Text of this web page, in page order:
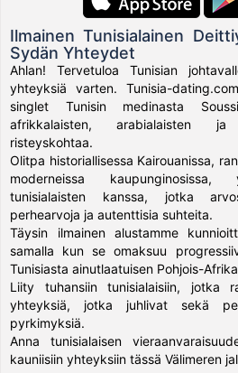
Ilmainen Tunisialainen
Sydän Yhteydet
Ahlan! Tervetuloa Tunisian
yhteyksiä varten. Tunisia-
singlet Tunisin medinasta
afrikkalaisten, arabialaisten
risteyskohtaa.
Olitpa historiallisessa Kairouanissa,
moderneissa kaupunginosissa,
tunisialaisten kanssa, jotka
perhearvoja ja autenttisia suhteita.
Täysin ilmainen alustamme
samalla kun se omaksuu
Tunisiasta ainutlaatuisen Pohjois-
Liity tuhansiin tunisialaisiin, jotka
yhteyksiä, jotka juhlivat sekä
pyrkimyksiä.
Anna tunisialaisen
kauniisiin yhteyksiin tässä Välimeren